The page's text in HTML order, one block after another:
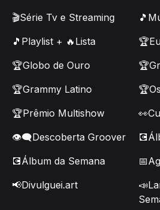
🎬Série Tv e Streaming
🎵Playlist + 🔥Lista
🏆Globo de Ouro
🏆Grammy Latino
🏆Prêmio Multishow
👁️‍🗨️Descoberta Groover
💽Álbum da Semana
📢Divulguei.art